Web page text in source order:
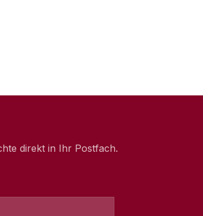
direkt in Ihr Postfach.